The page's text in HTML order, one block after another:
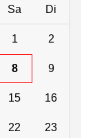
Sa Di
1 2
8 9
15 16
22 23